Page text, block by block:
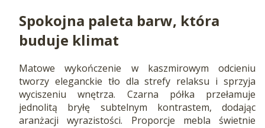
Spokojna paleta barw, która
buduje klimat
Matowe wykończenie w kaszmirowym odcieniu
tworzy eleganckie tło dla strefy relaksu i sprzyja
wyciszeniu wnętrza. Czarna półka przełamuje
jednolitą bryłę subtelnym kontrastem, dodając
aranżacji wyrazistości. Proporcje mebla świetnie